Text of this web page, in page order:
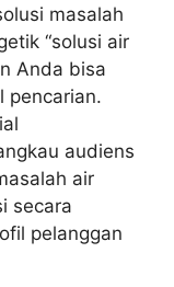
masalah
“solusi air
Anda bisa
pencarian.
audiens
air
secara
pelanggan